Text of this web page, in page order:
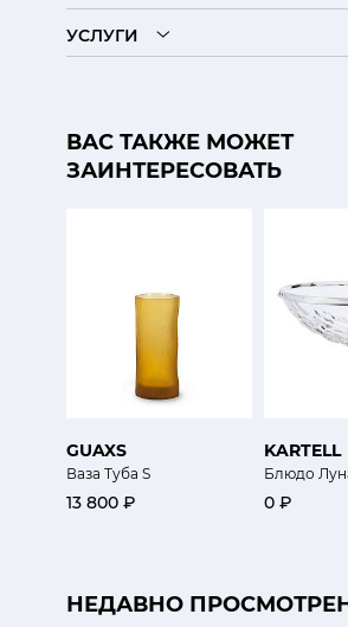
УСЛУГИ
ВАС ТАКЖЕ МОЖЕТ
ЗАИНТЕРЕСОВАТЬ
GUAXS
Ваза Туба S
13 800 ₽
KARTELL
Блюдо
0 ₽
НЕДАВНО